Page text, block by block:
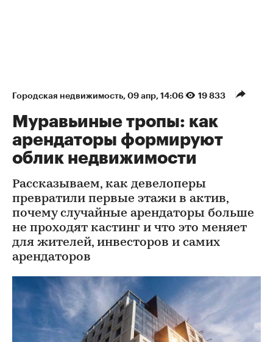
Городская недвижимость 09 апр, 14:06 19 833
Муравьиные тропы: как
арендаторы формируют
облик недвижимости
Рассказываем, как девелоперы
превратили первые этажи в актив,
почему случайные арендаторы больше
не проходят кастинг и что это меняет
для жителей, инвесторов и самих
арендаторов